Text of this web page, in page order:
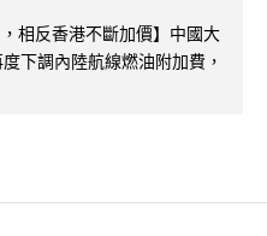
相反香港不斷加價】中國大
下調內陸航線燃油附加費，